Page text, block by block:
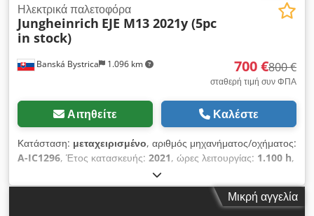
Banská Bystrica 1.096 km
Ηλεκτρικά παλετοφόρα
Jungheinrich EJE M13 2021y (5pc
in stock)
700 €800 €
σταθερή τιμή συν ΦΠΑ
Αιτηθείτε Καλέστε
Κατάσταση: μεταχειρισμένο, αριθμός μηχανήματος/οχήματος:
A-IC1296, Έτος κατασκευής: 2021, ώρες λειτουργίας: 1.100 h,
, τύπος καυσίμου:
τύπος ιστού:άλλο, 5186955 Αριθμός σειράς: FN974327
Dsdpfjzfgcasx Ak Dowa Δυνατότητα διεθνούς μεταφοράς/
Μικρή αγγελία